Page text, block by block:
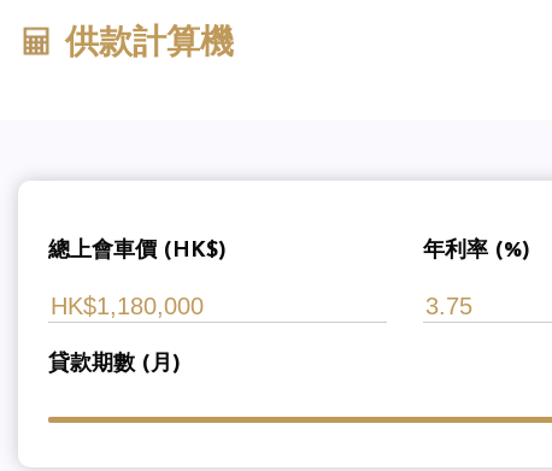
供款計算機
總上會車價 (HK$) 年利率 (%)
貸款期數 (月)